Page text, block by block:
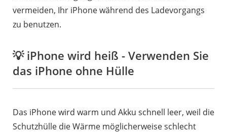
vermeiden, Ihr iPhone während des Ladevorgangs
zu benutzen.
💡 iPhone wird heiß - Verwenden Sie
das iPhone ohne Hülle
Das iPhone wird warm und Akku schnell leer, weil die
Schutzhülle die Wärme möglicherweise schlecht